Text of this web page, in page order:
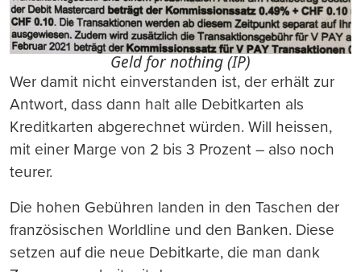
Geld for nothing (IP)
Wer damit nicht einverstanden ist, der erhält zur
Antwort, dass dann halt alle Debitkarten als
Kreditkarten abgerechnet würden. Will heissen,
mit einer Marge von 2 bis 3 Prozent – also noch
teurer.
Die hohen Gebühren landen in den Taschen der
französischen Worldline und den Banken. Diese
setzen auf die neue Debitkarte, die man dank